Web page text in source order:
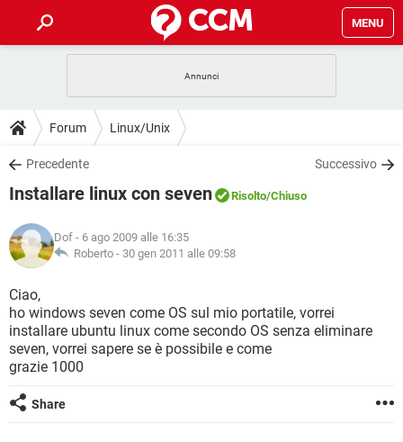
MENU
INTRATTENIMENTO
iOS
INSTAGRAM WHATSAPP
TIKTOK
HARDWARE
GUIDE
COVID-19
INSTAGRAM
TIKTOK
HARDWARE
DOWNLOAD
COVID-19 GAMING
INTRATTENIMENTO
iOS WINDOWS 10
INSTAGRAM
TIKTOK FACEBOOK
HARDWARE
COVID-19
INTRATTENIMENTO
iOS
INSTAGRAM WHATSAPP
TIKTOK
HARDWARE
GLOSSARIO
COVID-19
INTRATTENIMENTO ANDROID
iOS WINDOWS 10
TIKTOK
Forum Linux/Unix
Precedente Successivo
Installare linux con seven Risolto/Chiuso
Dof - 6 ago 2009 alle 16:35
Roberto - 30 gen 2011 alle 09:58
Ciao,
ho windows seven come OS sul mio portatile, vorrei
installare ubuntu linux come secondo OS senza eliminare
seven, vorrei sapere se è possibile e come
grazie 1000
Share